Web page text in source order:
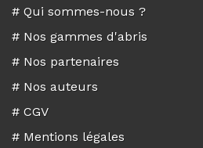
# Qui sommes-nous ?
# Nos gammes d'abris
# Nos partenaires
# Nos auteurs
# CGV
# Mentions légales